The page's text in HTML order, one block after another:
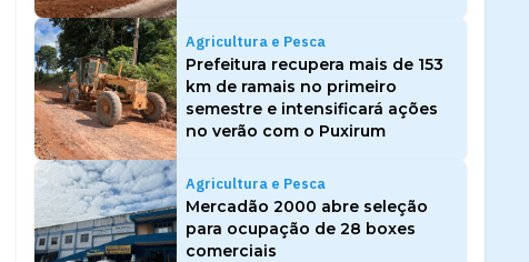
Agricultura e Pesca
Prefeitura recupera mais de 153
km de ramais no primeiro
semestre e intensificará ações
no verão com o Puxirum
Agricultura e Pesca
Mercadão 2000 abre seleção
para ocupação de 28 boxes
comerciais